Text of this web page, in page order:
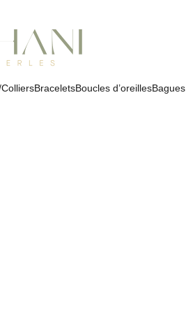
BraceletsBoucles d’oreillesBagues